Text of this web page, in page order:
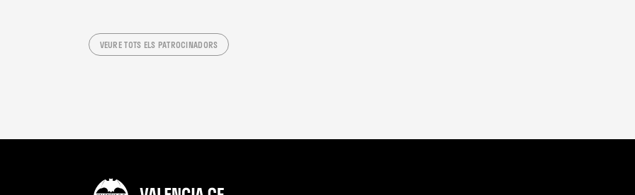
VEURE TOTS ELS PATROCINADORS